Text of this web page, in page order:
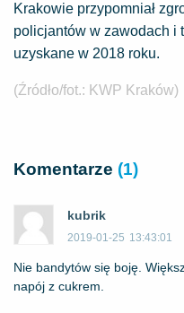
Krakowie przypomniał
policjantów w zawodach i
uzyskane w 2018 roku.
(Źródło/fot.: KWP Kraków)
Komentarze (1)
kubrik
2019-01-25 13:43:01
Nie bandytów się boję.
napój z cukrem.